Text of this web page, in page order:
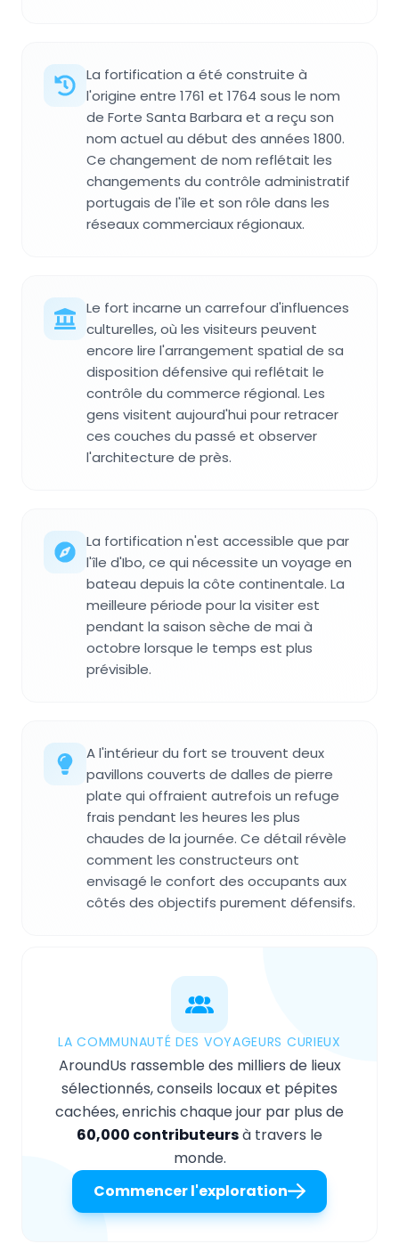
La fortification a été construite à
l'origine entre 1761 et 1764 sous le nom
de Forte Santa Barbara et a reçu son
nom actuel au début des années 1800.
Ce changement de nom reflétait les
changements du contrôle administratif
portugais de l'île et son rôle dans les
réseaux commerciaux régionaux.
Le fort incarne un carrefour d'influences
culturelles, où les visiteurs peuvent
encore lire l'arrangement spatial de sa
disposition défensive qui reflétait le
contrôle du commerce régional. Les
gens visitent aujourd'hui pour retracer
ces couches du passé et observer
l'architecture de près.
La fortification n'est accessible que par
l'île d'Ibo, ce qui nécessite un voyage en
bateau depuis la côte continentale. La
meilleure période pour la visiter est
pendant la saison sèche de mai à
octobre lorsque le temps est plus
prévisible.
A l'intérieur du fort se trouvent deux
pavillons couverts de dalles de pierre
plate qui offraient autrefois un refuge
frais pendant les heures les plus
chaudes de la journée. Ce détail révèle
comment les constructeurs ont
envisagé le confort des occupants aux
côtés des objectifs purement défensifs.
LA COMMUNAUTÉ DES VOYAGEURS CURIEUX
AroundUs rassemble des milliers de lieux
sélectionnés, conseils locaux et pépites
cachées, enrichis chaque jour par plus de
60,000 contributeursà travers le
monde.
Commencer l'exploration